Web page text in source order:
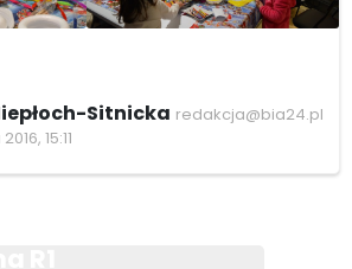
Sitnicka redakcja@bia24.pl
15:11